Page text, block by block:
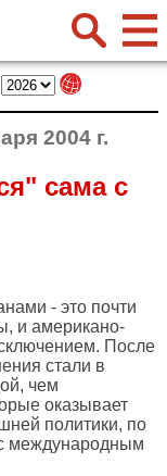
2004 г.
сама с
- это почти
и американо-
После
стали в
чем
оказывает
политики, по
международным